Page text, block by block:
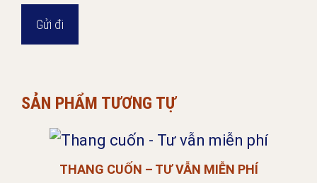
SẢN PHẨM TƯƠNG TỰ
THANG CUỐN – TƯ VẪN MIỄN PHÍ